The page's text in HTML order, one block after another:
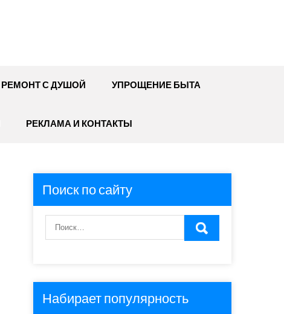
РЕМОНТ С ДУШОЙ УПРОЩЕНИЕ БЫТА
РЕКЛАМА И КОНТАКТЫ
Поиск по сайту
Набирает популярность